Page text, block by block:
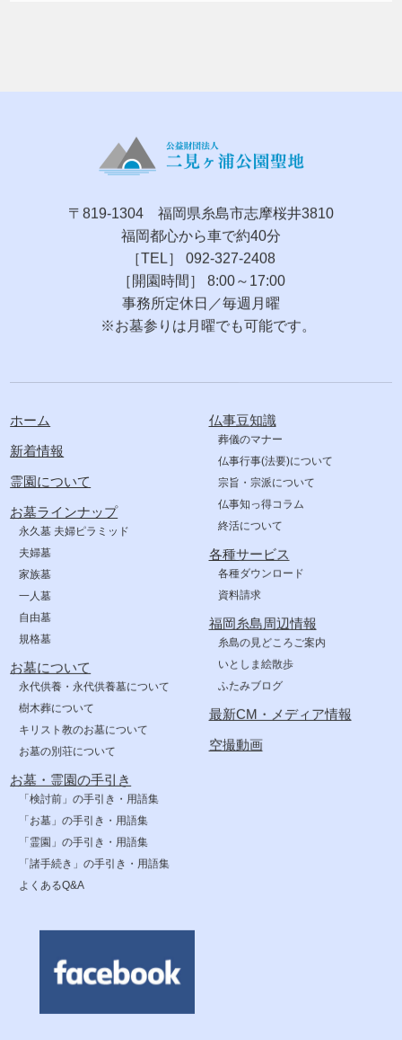
〒819-1304 福岡県糸島市志摩桜井3810
福岡都心から車で約40分
［TEL］ 092-327-2408
［開園時間］ 8:00～17:00
事務所定休日／毎週月曜
※お墓参りは月曜でも可能です。
ホーム
新着情報
霊園について
お墓ラインナップ
永久墓 夫婦ピラミッド
夫婦墓
家族墓
一人墓
自由墓
規格墓
お墓について
永代供養・永代供養墓について
樹木葬について
キリスト教のお墓について
お墓の別荘について
お墓・霊園の手引き
「検討前」の手引き・用語集
「お墓」の手引き・用語集
「霊園」の手引き・用語集
「諸手続き」の手引き・用語集
よくあるQ&A
仏事豆知識
葬儀のマナー
仏事行事(法要)について
宗旨・宗派について
仏事知っ得コラム
終活について
各種サービス
各種ダウンロード
資料請求
福岡糸島周辺情報
糸島の見どころご案内
いとしま絵散歩
ふたみブログ
最新CM・メディア情報
空撮動画